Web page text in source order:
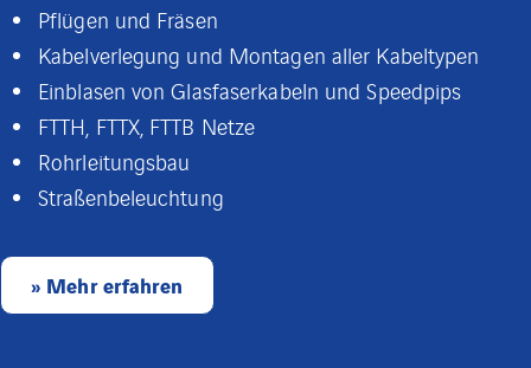
Pflügen und Fräsen
Kabelverlegung und Montagen aller Kabeltypen
Einblasen von Glasfaserkabeln und Speedpips
FTTH, FTTX, FTTB Netze
Rohrleitungsbau
Straßenbeleuchtung
» Mehr erfahren